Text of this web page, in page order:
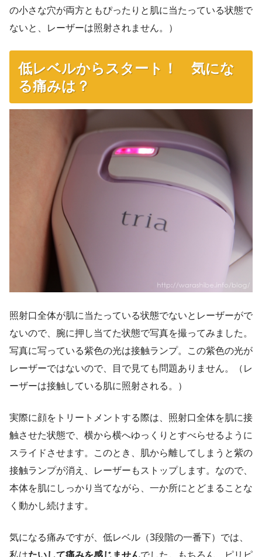
の小さな穴が両方ともぴったりと肌に当たっている状態で
ないと、レーザーは照射されません。）
低レベルからスタート！ 気にな
る痛みは？
照射口全体が肌に当たっている状態でないとレーザーがで
ないので、腕に押し当てた状態で写真を撮ってみました。
写真に写っている紫色の光は接触ランプ。この紫色の光が
レーザーではないので、目で見ても問題ありません。（レ
ーザーは接触している肌に照射される。）
実際に顔をトリートメントする際は、照射口全体を肌に接
触させた状態で、横から横へゆっくりとすべらせるように
スライドさせます。このとき、肌から離してしまうと紫の
接触ランプが消え、レーザーもストップします。なので、
本体を肌にしっかり当てながら、一か所にとどまることな
く動かし続けます。
気になる痛みですが、低レベル（3段階の一番下）では、